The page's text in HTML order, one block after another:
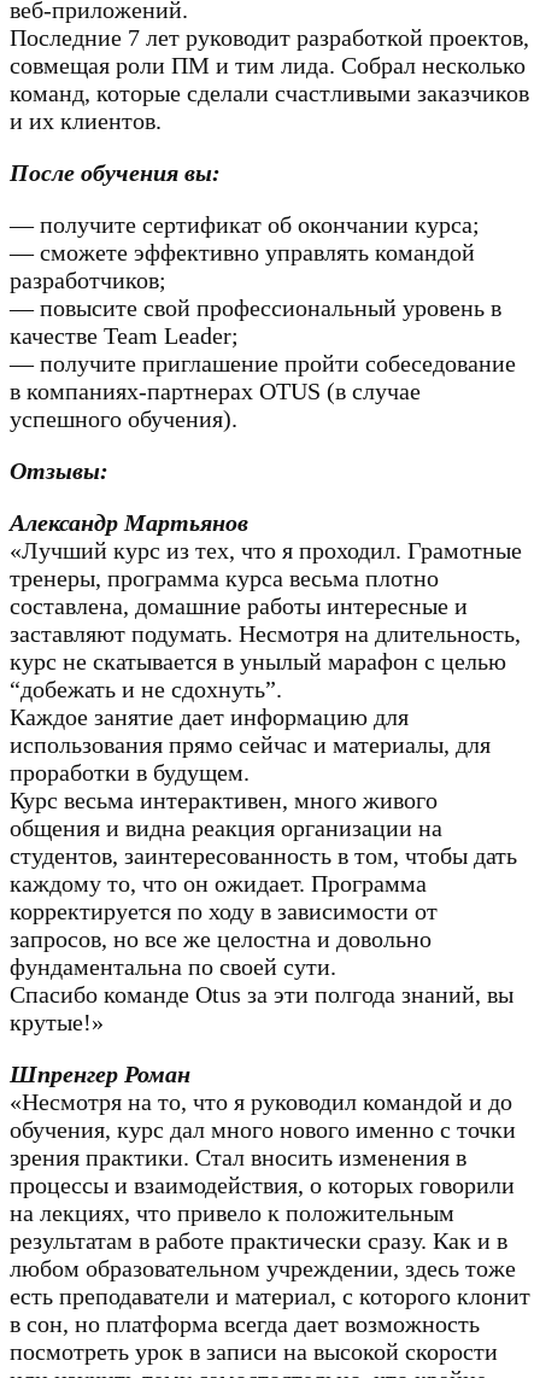
веб-приложений.
Последние 7 лет руководит разработкой проектов,
совмещая роли ПМ и тим лида. Собрал несколько
команд, которые сделали счастливыми заказчиков
и их клиентов.
После обучения вы:
— получите сертификат об окончании курса;
— сможете эффективно управлять командой
разработчиков;
— повысите свой профессиональный уровень в
качестве Team Leader;
— получите приглашение пройти собеседование
в компаниях-партнерах OTUS (в случае
успешного обучения).
Отзывы:
Александр Мартьянов
«Лучший курс из тех, что я проходил. Грамотные
тренеры, программа курса весьма плотно
составлена, домашние работы интересные и
заставляют подумать. Несмотря на длительность,
курс не скатывается в унылый марафон с целью
“добежать и не сдохнуть”.
Каждое занятие дает информацию для
использования прямо сейчас и материалы, для
проработки в будущем.
Курс весьма интерактивен, много живого
общения и видна реакция организации на
студентов, заинтересованность в том, чтобы дать
каждому то, что он ожидает. Программа
корректируется по ходу в зависимости от
запросов, но все же целостна и довольно
фундаментальна по своей сути.
Спасибо команде Otus за эти полгода знаний, вы
крутые!»
Шпренгер Роман
«Несмотря на то, что я руководил командой и до
обучения, курс дал много нового именно с точки
зрения практики. Стал вносить изменения в
процессы и взаимодействия, о которых говорили
на лекциях, что привело к положительным
результатам в работе практически сразу. Как и в
любом образовательном учреждении, здесь тоже
есть преподаватели и материал, с которого клонит
в сон, но платформа всегда дает возможность
посмотреть урок в записи на высокой скорости